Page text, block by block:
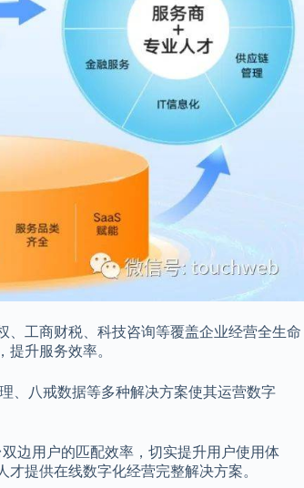
工商财税、科技咨询等覆盖企业经营全生命
提升服务效率。
、八戒数据等多种解决方案使其运营数字
边用户的匹配效率，切实提升用户使用体
提供在线数字化经营完整解决方案。